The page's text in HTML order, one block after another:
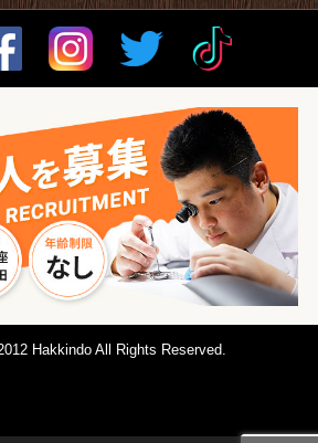
Hakkindo All Rights Reserved.